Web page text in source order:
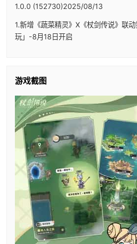
1.0.0 (152730)2025/08/13
1.新增《蔬菜精灵》X《杖剑传说》联
玩」-8月18日开启
游戏截图